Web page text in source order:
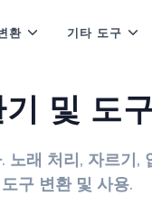
환 기타 도구
및 도
래 처리, 자르기,
구 변환 및 사용.